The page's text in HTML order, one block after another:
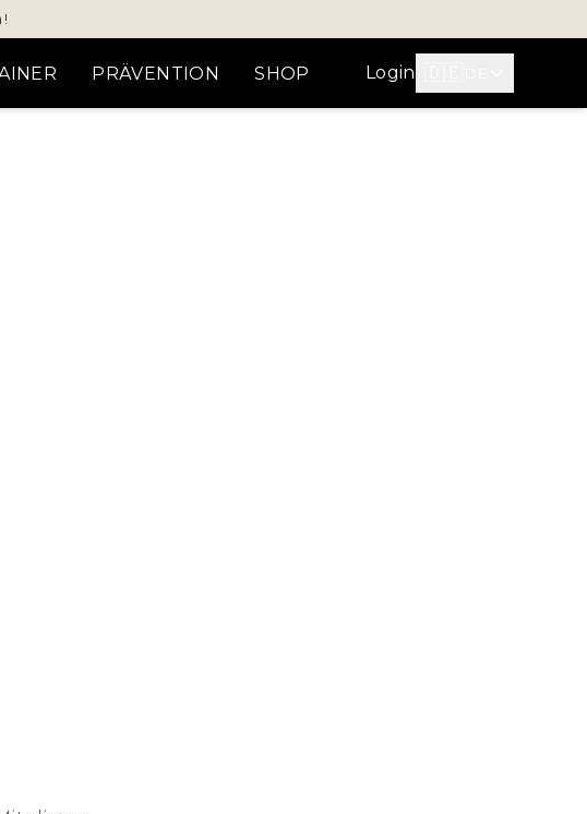
PRÄVENTION SHOP Login